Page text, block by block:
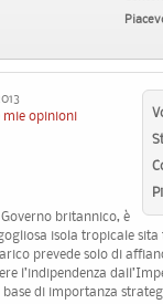
mie opinioni
britannico, è
isola tropicale sita
prevede solo di
l’indipendenza
di importanza